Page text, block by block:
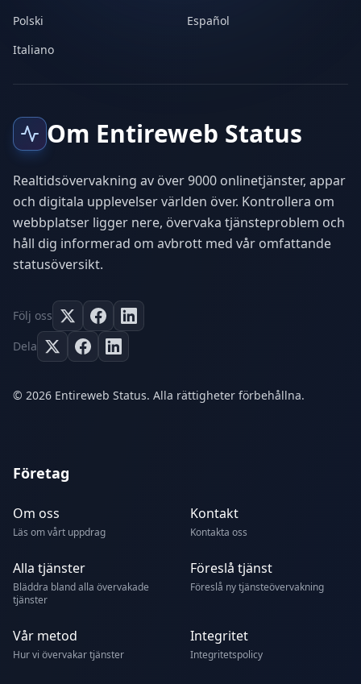
Polski
Español
Italiano
Om Entireweb Status
Realtidsövervakning av över 9000 onlinetjänster, appar
och digitala upplevelser världen över. Kontrollera om
webbplatser ligger nere, övervaka tjänsteproblem och
håll dig informerad om avbrott med vår omfattande
statusöversikt.
Följ oss
Dela
© 2026 Entireweb Status. Alla rättigheter förbehållna.
Företag
Om oss
Läs om vårt uppdrag
Kontakt
Kontakta oss
Alla tjänster
Bläddra bland alla övervakade
tjänster
Föreslå tjänst
Föreslå ny tjänsteövervakning
Vår metod
Hur vi övervakar tjänster
Integritet
Integritetspolicy